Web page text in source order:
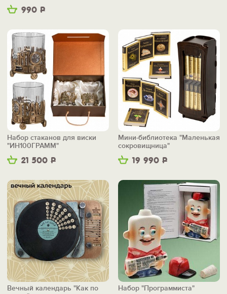
990 Р
21 500 Р
Набор стаканов для виски
"ИН100ГРАММ"
19 990 Р
Мини-библиотека "Маленькая
сокровищница"
Вечный календарь "Как по
Набор "Программиста"